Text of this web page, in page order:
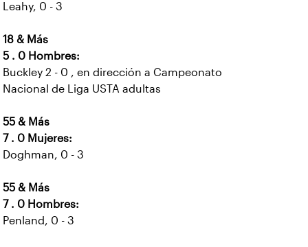
Leahy, 0 - 3
18 & Más
5 . 0 Hombres:
Buckley 2 - 0 , en dirección a Campeonato
Nacional de Liga USTA adultas
55 & Más
7 . 0 Mujeres:
Doghman, 0 - 3
55 & Más
7 . 0 Hombres:
Penland, 0 - 3